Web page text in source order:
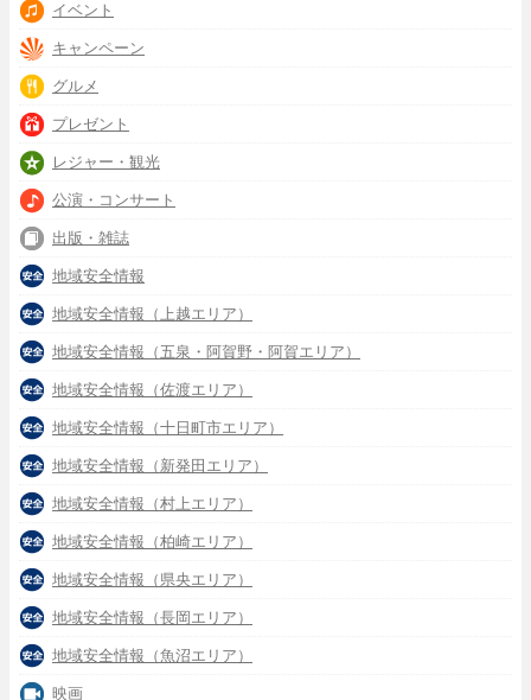
イベント
キャンペーン
グルメ
プレゼント
レジャー・観光
公演・コンサート
出版・雑誌
地域安全情報
地域安全情報（上越エリア）
地域安全情報（五泉・阿賀野・阿賀エリア）
地域安全情報（佐渡エリア）
地域安全情報（十日町市エリア）
地域安全情報（新発田エリア）
地域安全情報（村上エリア）
地域安全情報（柏崎エリア）
地域安全情報（県央エリア）
地域安全情報（長岡エリア）
地域安全情報（魚沼エリア）
映画